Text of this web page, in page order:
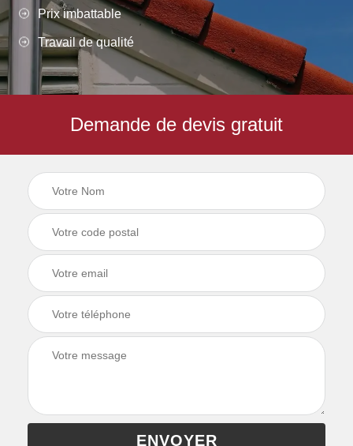
Prix imbattable
Travail de qualité
Demande de devis gratuit